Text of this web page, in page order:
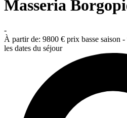
Masseria
-
À partir de: 9800 € prix basse saison
les dates du séjour